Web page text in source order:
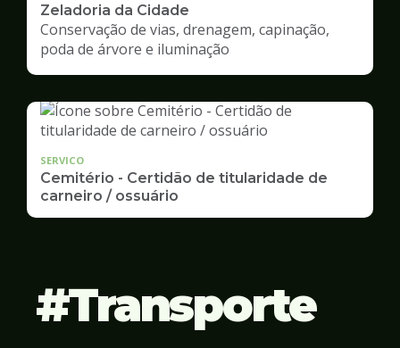
Zeladoria da Cidade
Conservação de vias, drenagem, capinação,
poda de árvore e iluminação
SERVICO
Cemitério - Certidão de titularidade de
carneiro / ossuário
Transporte